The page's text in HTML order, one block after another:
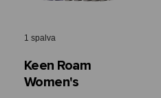
1 spalva
Keen Roam
Women's